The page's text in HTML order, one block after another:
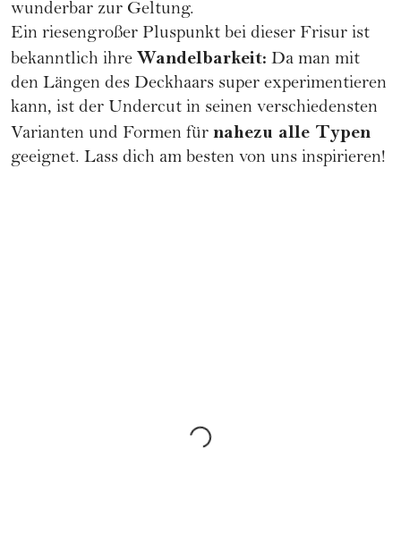
wunderbar zur Geltung.
Ein riesengroßer Pluspunkt bei dieser Frisur ist
bekanntlich ihre Wandelbarkeit: Da man mit
den Längen des Deckhaars super experimentieren
kann, ist der Undercut in seinen verschiedensten
Varianten und Formen für nahezu alle Typen
geeignet. Lass dich am besten von uns inspirieren!